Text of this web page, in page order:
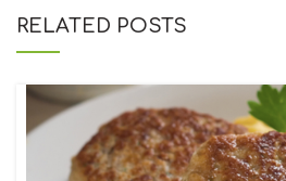
RELATED POSTS